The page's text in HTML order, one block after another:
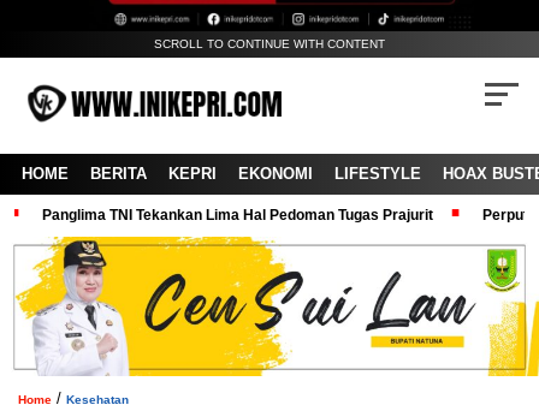
SCROLL TO CONTINUE WITH CONTENT
HOME BERITA KEPRI EKONOMI LIFESTYLE HOAX
Panglima TNI Tekankan Lima Hal Pedoman Tugas Prajurit
Home / Kesehatan